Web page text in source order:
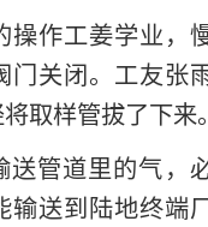
操作工姜学业，
门关闭。工友张
取样管拔了下来。
送管道里的气，
输送到陆地终端